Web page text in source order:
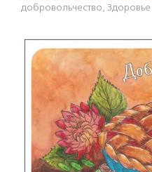
доброволь­чест­во, Здоровье